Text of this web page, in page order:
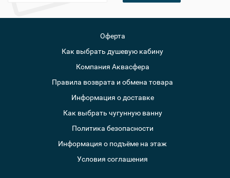
Оферта
Как выбрать душевую кабину
Компания Аквасфера
Правила возврата и обмена товара
Информация о доставке
Как выбрать чугунную ванну
Политика безопасности
Информация о подъёме на этаж
Условия соглашения